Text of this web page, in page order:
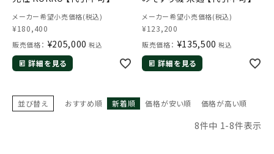
メーカー希望小売価格(税込)
¥180,400
販売価格： ¥205,000 税込
詳細を見る
メーカー希望小売価格(税込)
¥123,200
販売価格： ¥135,500 税込
詳細を見る
並び替え おすすめ順 新着順 価格が安い順 価格が高い順
8件中 1-8件表示